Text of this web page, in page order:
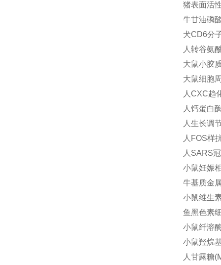
猪表面活
牛甘油磷
犬CD6分
人转谷氨
大鼠小胶
大鼠细胞
人CXC趋
人钙蛋白
人生长调
人FOS样
人SARS
小鼠妊娠
牛基质金
小鼠维生
鱼黑色素
小鼠纤溶
小鼠羟烷
人甘露糖